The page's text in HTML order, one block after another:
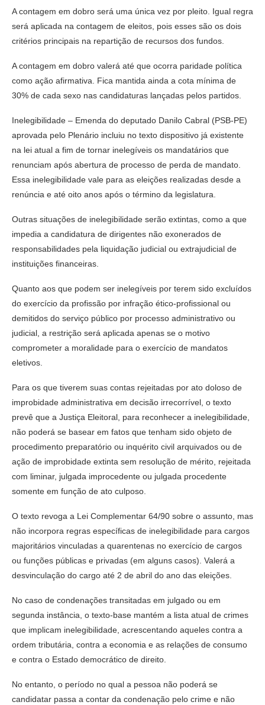
A contagem em dobro será uma única vez por pleito. Igual regra
será aplicada na contagem de eleitos, pois esses são os dois
critérios principais na repartição de recursos dos fundos.
A contagem em dobro valerá até que ocorra paridade política
como ação afirmativa. Fica mantida ainda a cota mínima de
30% de cada sexo nas candidaturas lançadas pelos partidos.
Inelegibilidade – Emenda do deputado Danilo Cabral (PSB-PE)
aprovada pelo Plenário incluiu no texto dispositivo já existente
na lei atual a fim de tornar inelegíveis os mandatários que
renunciam após abertura de processo de perda de mandato.
Essa inelegibilidade vale para as eleições realizadas desde a
renúncia e até oito anos após o término da legislatura.
Outras situações de inelegibilidade serão extintas, como a que
impedia a candidatura de dirigentes não exonerados de
responsabilidades pela liquidação judicial ou extrajudicial de
instituições financeiras.
Quanto aos que podem ser inelegíveis por terem sido excluídos
do exercício da profissão por infração ético-profissional ou
demitidos do serviço público por processo administrativo ou
judicial, a restrição será aplicada apenas se o motivo
comprometer a moralidade para o exercício de mandatos
eletivos.
Para os que tiverem suas contas rejeitadas por ato doloso de
improbidade administrativa em decisão irrecorrível, o texto
prevê que a Justiça Eleitoral, para reconhecer a inelegibilidade,
não poderá se basear em fatos que tenham sido objeto de
procedimento preparatório ou inquérito civil arquivados ou de
ação de improbidade extinta sem resolução de mérito, rejeitada
com liminar, julgada improcedente ou julgada procedente
somente em função de ato culposo.
O texto revoga a Lei Complementar 64/90 sobre o assunto, mas
não incorpora regras específicas de inelegibilidade para cargos
majoritários vinculadas a quarentenas no exercício de cargos
ou funções públicas e privadas (em alguns casos). Valerá a
desvinculação do cargo até 2 de abril do ano das eleições.
No caso de condenações transitadas em julgado ou em
segunda instância, o texto-base mantém a lista atual de crimes
que implicam inelegibilidade, acrescentando aqueles contra a
ordem tributária, contra a economia e as relações de consumo
e contra o Estado democrático de direito.
No entanto, o período no qual a pessoa não poderá se
candidatar passa a contar da condenação pelo crime e não